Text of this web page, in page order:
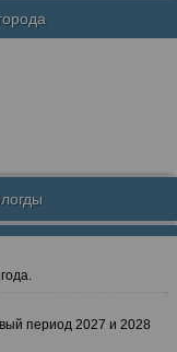
период 2027 и 2028